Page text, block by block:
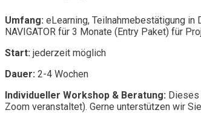
Umfang: eLearning, Teilnahmebestätigung in
NAVIGATOR für 3 Monate (Entry Paket) für
Start: jederzeit möglich
Dauer: 2-4 Wochen
Individueller Workshop & Beratung: Dieses
Zoom veranstaltet). Gerne unterstützen wir